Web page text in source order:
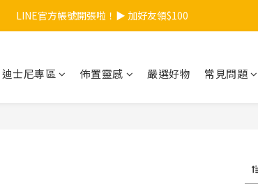
【夏日總動員】買任款式筆記本再送內頁！>>點我
LINE官方帳號開張啦！▶ 加好友領$100
迪士尼專區 佈置靈感 嚴選好物 常見問題